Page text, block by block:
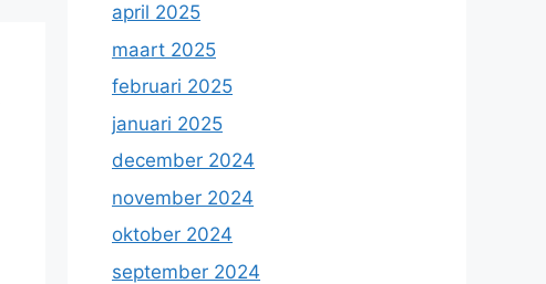
april 2025
maart 2025
februari 2025
januari 2025
december 2024
november 2024
oktober 2024
september 2024